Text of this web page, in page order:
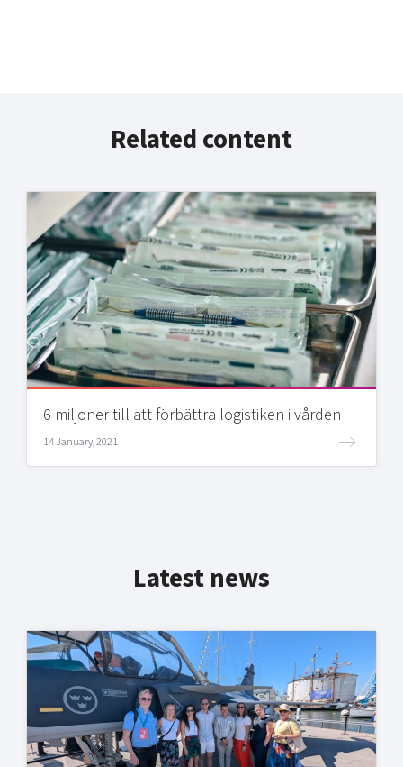
Related content
6 miljoner till att förbättra logistiken i vården
14 January, 2021
Latest news